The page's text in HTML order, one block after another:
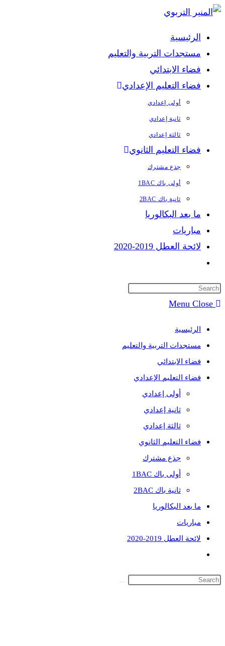
Skip
content
الرئيسية
مستجدات التربية والتعليم
فضاء الابتدائي
فضاء التعليم الإعدادي
أولى إعدادي
ثانية إعدادي
ثالثة إعدادي
فضاء التعليم الثانوي
جذع مشترك
أولى باك 1BAC
ثانية باك 2BAC
ما بعد البكالوريا
مباريات
لائحة العطل 2019-2020
search
Menu Close
الرئيسية
مستجدات التربية والتعليم
فضاء الابتدائي
فضاء التعليم الإعدادي
أولى إعدادي
ثانية إعدادي
ثالثة إعدادي
فضاء التعليم الثانوي
جذع مشترك
أولى باك 1BAC
ثانية باك 2BAC
ما بعد البكالوريا
مباريات
لائحة العطل 2019-2020
search